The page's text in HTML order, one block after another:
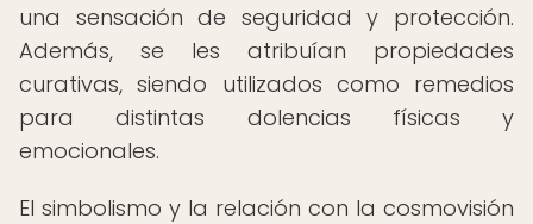
una sensación de seguridad y protección.
Además, se les atribuían propiedades
curativas, siendo utilizados como remedios
para distintas dolencias físicas y
emocionales.
El simbolismo y la relación con la cosmovisión